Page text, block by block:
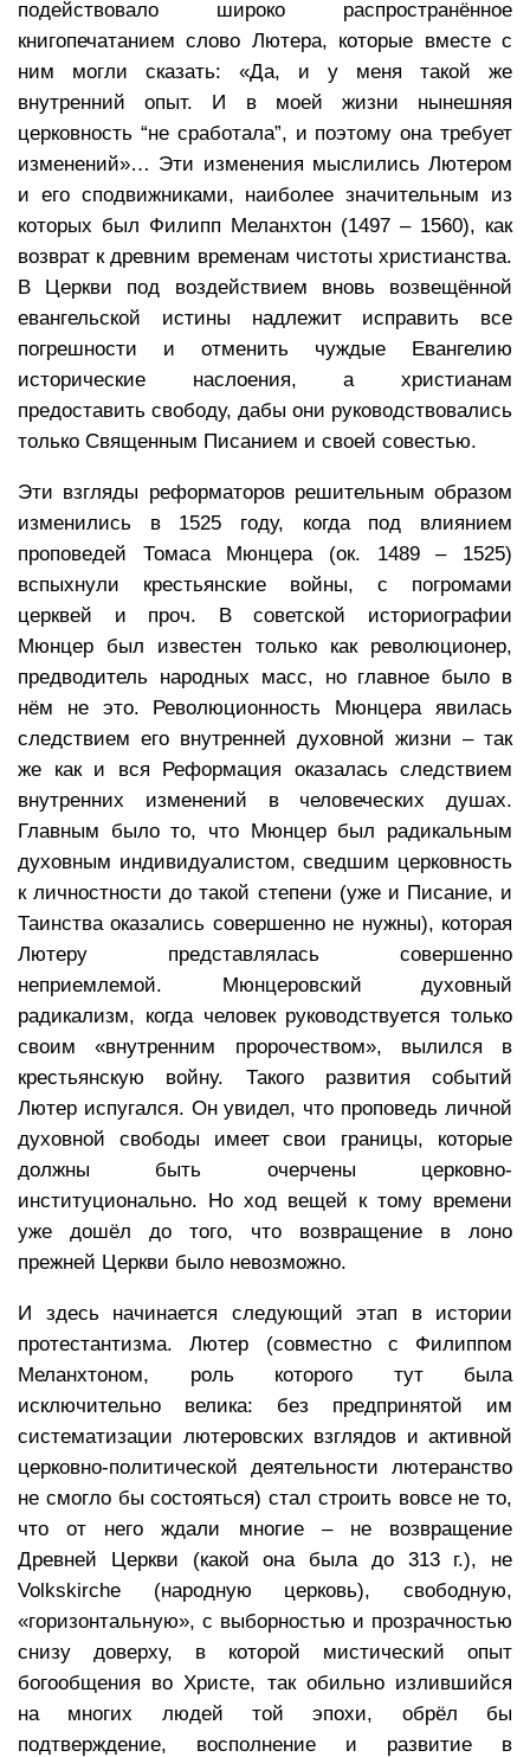
подействовало широко распространённое
книгопечатанием слово Лютера, которые вместе с
ним могли сказать: «Да, и у меня такой же
внутренний опыт. И в моей жизни нынешняя
церковность “не сработала”, и поэтому она требует
изменений»… Эти изменения мыслились Лютером
и его сподвижниками, наиболее значительным из
которых был Филипп Меланхтон (1497 – 1560), как
возврат к древним временам чистоты христианства.
В Церкви под воздействием вновь возвещённой
евангельской истины надлежит исправить все
погрешности и отменить чуждые Евангелию
исторические наслоения, а христианам
предоставить свободу, дабы они руководствовались
только Священным Писанием и своей совестью.
Эти взгляды реформаторов решительным образом
изменились в 1525 году, когда под влиянием
проповедей Томаса Мюнцера (ок. 1489 – 1525)
вспыхнули крестьянские войны, с погромами
церквей и проч. В советской историографии
Мюнцер был известен только как революционер,
предводитель народных масс, но главное было в
нём не это. Революционность Мюнцера явилась
следствием его внутренней духовной жизни – так
же как и вся Реформация оказалась следствием
внутренних изменений в человеческих душах.
Главным было то, что Мюнцер был радикальным
духовным индивидуалистом, сведшим церковность
к личностности до такой степени (уже и Писание, и
Таинства оказались совершенно не нужны), которая
Лютеру представлялась совершенно
неприемлемой. Мюнцеровский духовный
радикализм, когда человек руководствуется только
своим «внутренним пророчеством», вылился в
крестьянскую войну. Такого развития событий
Лютер испугался. Он увидел, что проповедь личной
духовной свободы имеет свои границы, которые
должны быть очерчены церковно-
институционально. Но ход вещей к тому времени
уже дошёл до того, что возвращение в лоно
прежней Церкви было невозможно.
И здесь начинается следующий этап в истории
протестантизма. Лютер (совместно с Филиппом
Меланхтоном, роль которого тут была
исключительно велика: без предпринятой им
систематизации лютеровских взглядов и активной
церковно-политической деятельности лютеранство
не смогло бы состояться) стал строить вовсе не то,
что от него ждали многие – не возвращение
Древней Церкви (какой она была до 313 г.), не
Volkskirche (народную церковь), свободную,
«горизонтальную», с выборностью и прозрачностью
снизу доверху, в которой мистический опыт
богообщения во Христе, так обильно излившийся
на многих людей той эпохи, обрёл бы
подтверждение, восполнение и развитие в